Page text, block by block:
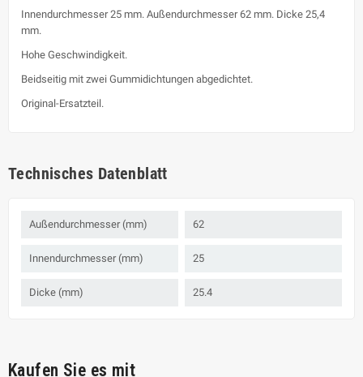
Innendurchmesser 25 mm. Außendurchmesser 62 mm. Dicke 25,4
mm.
Hohe Geschwindigkeit.
Beidseitig mit zwei Gummidichtungen abgedichtet.
Original-Ersatzteil.
Technisches Datenblatt
Außendurchmesser (mm) 62
Innendurchmesser (mm) 25
Dicke (mm) 25.4
Kaufen Sie es mit